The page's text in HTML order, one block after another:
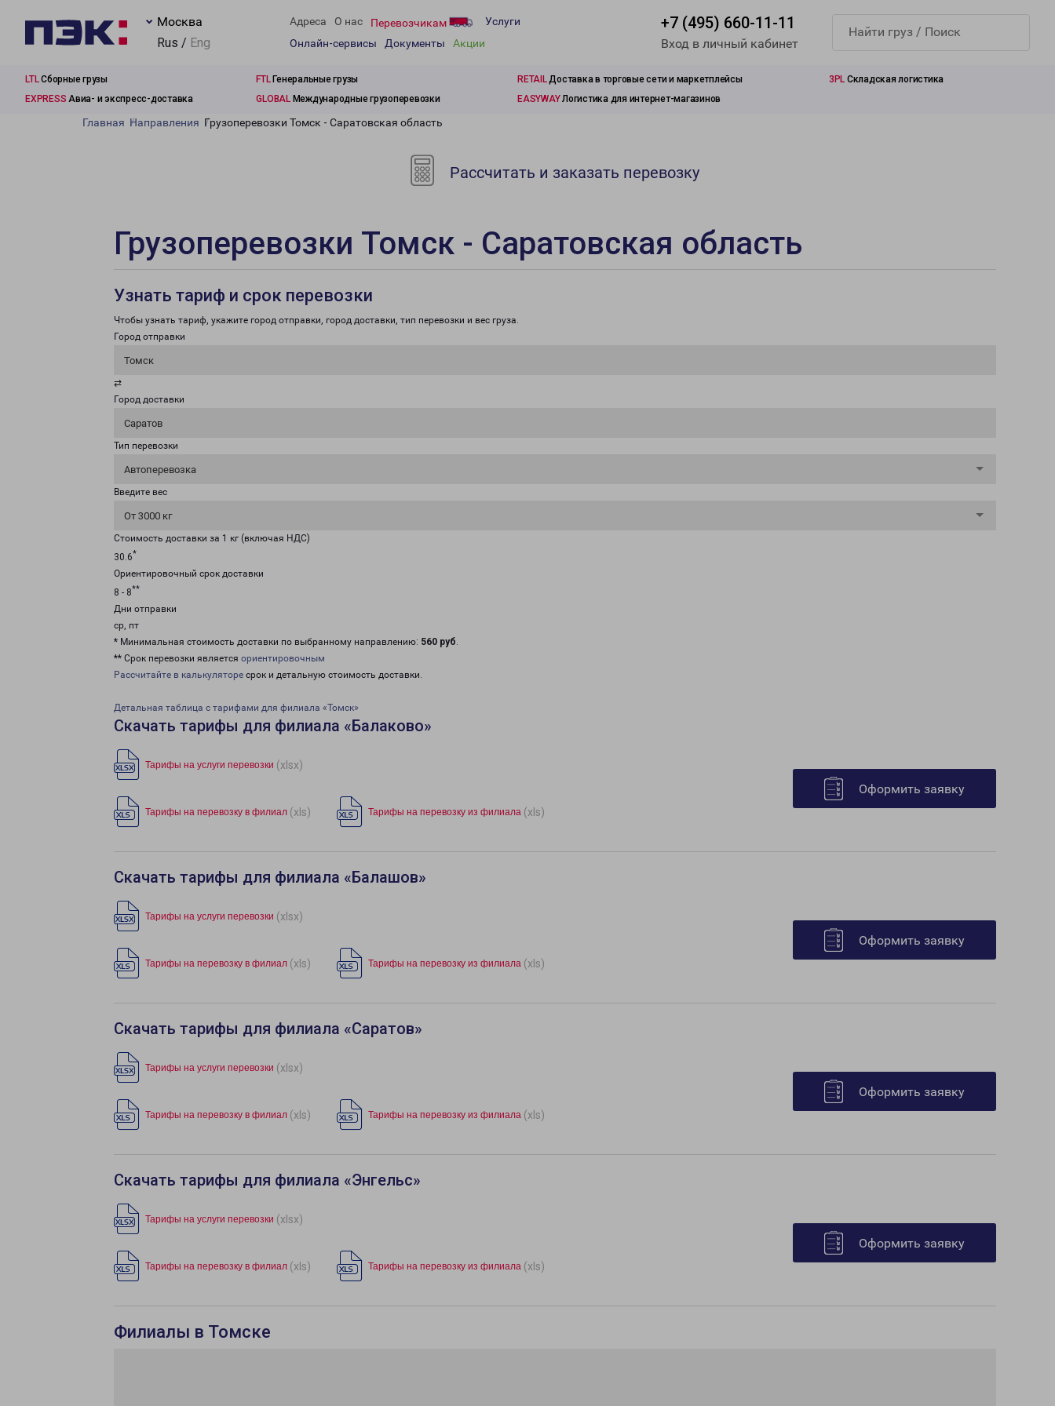
Москва
Rus / Eng
Адреса О нас Перевозчикам
Услуги
Онлайн-сервисы
Документы Акции
+7 (495) 660-11-11
Вход в личный кабинет
LTLСборные грузы FTLГенеральные грузы RETAILДоставка в торговые сети и маркетплейсы 3PL Складская логистика
EXPRESS Авиа- и экспресс-доставка GLOBALМеждународные грузоперевозки EASYWAYЛогистика для интернет-магазинов
Главная Направления Грузоперевозки Томск - Саратовская область
Рассчитать и заказать перевозку
Грузоперевозки Томск - Саратовская область
Узнать тариф и срок перевозки
Чтобы узнать тариф, укажите город отправки, город доставки, тип перевозки и вес груза.
Город отправки
Томск
⇄
Город доставки
Саратов
Тип перевозки
Автоперевозка
Введите вес
От 3000 кг
Стоимость доставки за 1 кг (включая НДС)
30.6*
Ориентировочный срок доставки
8 - 8**
Дни отправки
ср, пт
* Минимальная стоимость доставки по выбранному направлению: 560 руб.
** Срок перевозки является ориентировочным
Рассчитайте в калькуляторе срок и детальную стоимость доставки.
Детальная таблица с тарифами для филиала «Томск»
Скачать тарифы для филиала «Балаково»
Тарифы на услуги перевозки (xlsx)
Тарифы на перевозку в филиал (xls) Тарифы на перевозку из филиала (xls)
Оформить заявку
Скачать тарифы для филиала «Балашов»
Тарифы на услуги перевозки (xlsx)
Тарифы на перевозку в филиал (xls) Тарифы на перевозку из филиала (xls)
Оформить заявку
Скачать тарифы для филиала «Саратов»
Тарифы на услуги перевозки (xlsx)
Тарифы на перевозку в филиал (xls) Тарифы на перевозку из филиала (xls)
Оформить заявку
Скачать тарифы для филиала «Энгельс»
Тарифы на услуги перевозки (xlsx)
Тарифы на перевозку в филиал (xls) Тарифы на перевозку из филиала (xls)
Оформить заявку
Филиалы в Томске